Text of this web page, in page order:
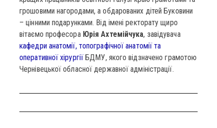
грошовими нагородами, а обдарованих дітей Буковини
– цінними подарунками. Від імені ректорату щиро
вітаємо професора Юрія Ахтемійчука, завідувача
кафедри анатомії, топографічної анатомії та
оперативної хірургії БДМУ, якого відзначено грамотою
Чернівецької обласної державної адміністрації.